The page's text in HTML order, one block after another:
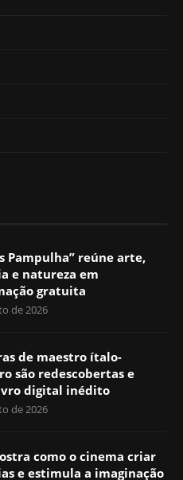
Pampulha” reúne arte,
e natureza em
gratuita
de 2026
de maestro ítalo-
são redescobertas e
digital inédito
de 2026
como o cinema criar
e estimula a imaginação